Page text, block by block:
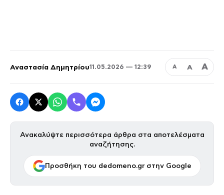
Αναστασία Δημητρίου11.05.2026 — 12:39 Α Α Α
Ανακαλύψτε περισσότερα άρθρα στα αποτελέσματα
αναζήτησης.
Προσθήκη του dedomeno.gr στην Google